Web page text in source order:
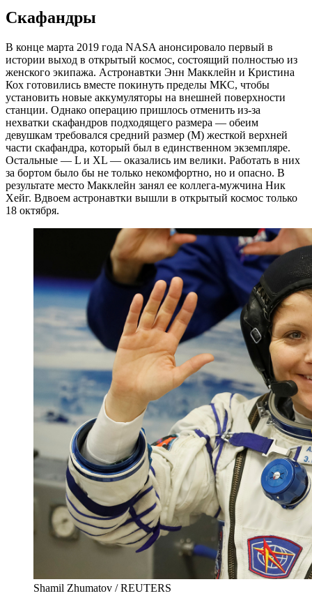
Скафандры
В конце марта 2019 года NASA анонсировало первый в
истории выход в открытый космос, состоящий полностью из
женского экипажа. Астронавтки Энн Макклейн и Кристина
Кох готовились вместе покинуть пределы МКС, чтобы
установить новые аккумуляторы на внешней поверхности
станции. Однако операцию пришлось отменить из-за
нехватки скафандров подходящего размера — обеим
девушкам требовался средний размер (М) жесткой верхней
части скафандра, который был в единственном экземпляре.
Остальные — L и XL — оказались им велики. Работать в них
за бортом было бы не только некомфортно, но и опасно. В
результате место Макклейн занял ее коллега-мужчина Ник
Хейг. Вдвоем астронавтки вышли в открытый космос только
18 октября.
Shamil Zhumatov / REUTERS